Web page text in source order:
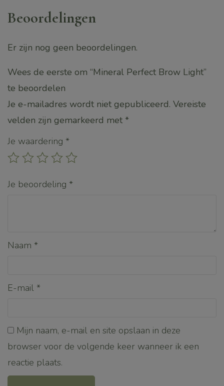
Beoordelingen
Er zijn nog geen beoordelingen.
Wees de eerste om “Mineral Perfect Brow Light”
te beoordelen
Je e-mailadres wordt niet gepubliceerd. Vereiste
velden zijn gemarkeerd met *
Je waardering *
Je beoordeling *
Naam *
E-mail *
Mijn naam, e-mail en site opslaan in deze
browser voor de volgende keer wanneer ik een
reactie plaats.